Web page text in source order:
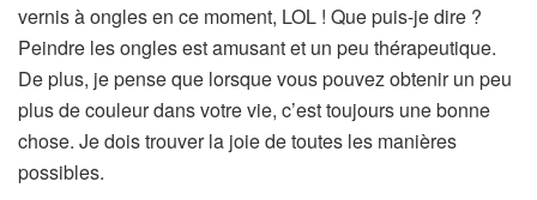
vernis à ongles en ce moment, LOL ! Que puis-je dire ?
Peindre les ongles est amusant et un peu thérapeutique.
De plus, je pense que lorsque vous pouvez obtenir un peu
plus de couleur dans votre vie, c’est toujours une bonne
chose. Je dois trouver la joie de toutes les manières
possibles.